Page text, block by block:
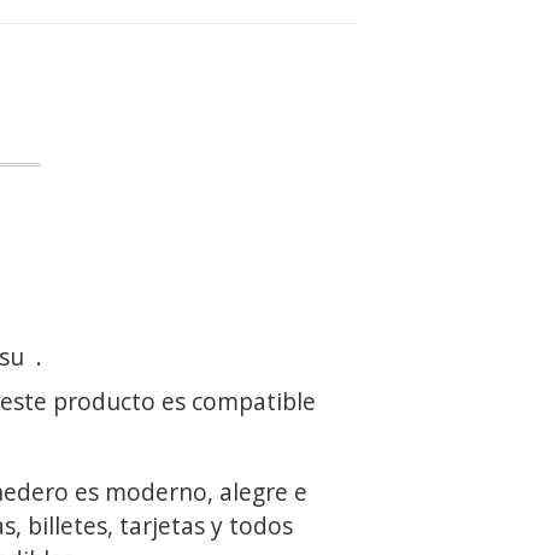
.
producto es compatible
es moderno, alegre e
billetes, tarjetas y todos